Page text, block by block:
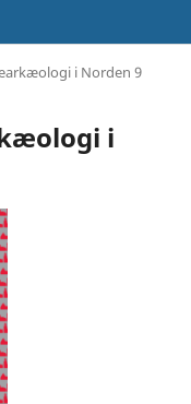
i Norden 9
i